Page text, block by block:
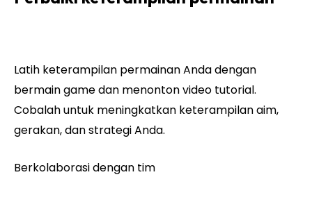
Latih keterampilan permainan Anda dengan
bermain game dan menonton video tutorial.
Cobalah untuk meningkatkan keterampilan aim,
gerakan, dan strategi Anda.
Berkolaborasi dengan tim